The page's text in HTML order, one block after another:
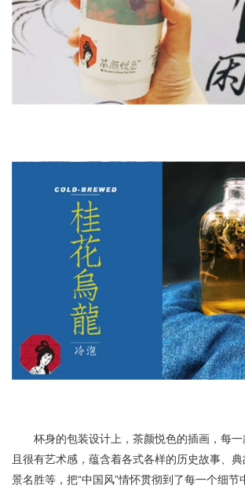
杯身的包装设计上，茶颜悦色的插画，每一
且很有艺术感，蕴含着各式各样的历史故事、
景名胜等，把“中国风”情怀贯彻到了每一个细节